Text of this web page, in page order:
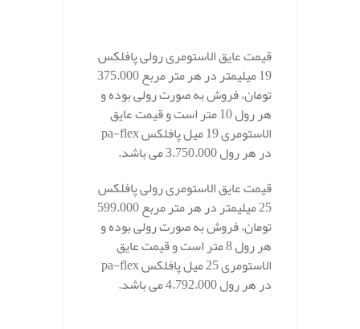
قیمت عایق الاستومری رولی پافلکس
19 میلیمتر در هر متر مربع 375.000
تومان، فروش به صورت رولی بوده و
هر رول 10 متر است و قیمت عایق
الاستومری 19 میل پافلکس pa-flex
در هر رول 3.750.000 می باشد.
قیمت عایق الاستومری رولی پافلکس
25 میلیمتر در هر متر مربع 599.000
تومان، فروش به صورت رولی بوده و
هر رول 8 متر است و قیمت عایق
الاستومری 25 میل پافلکس pa-flex
در هر رول 4.792.000 می باشد.